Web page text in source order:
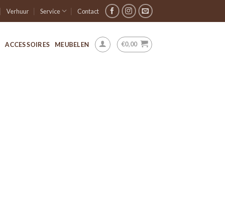
Verhuur Service Contact
ACCESSOIRES MEUBELEN €0,00